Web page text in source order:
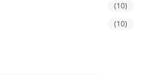
(10)
(10)